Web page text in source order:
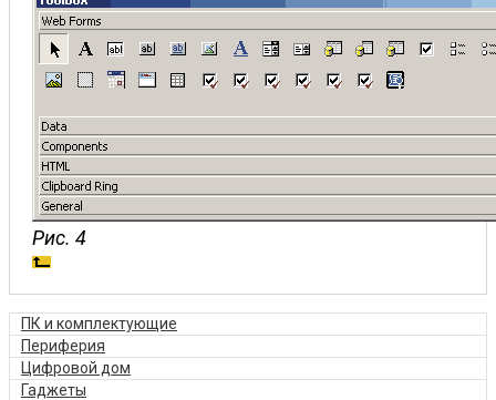
Рис. 4
ПК и комплектующие
Периферия
Цифровой дом
Гаджеты